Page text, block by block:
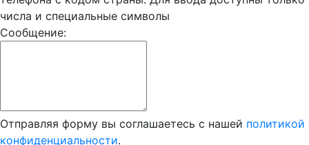
числа и специальные символы
Сообщение:
Отправляя форму вы соглашаетесь с нашей политикой
конфиденциальности.